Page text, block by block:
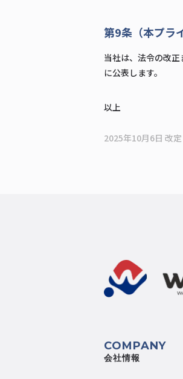
第9条（本プラ
当社は、法令の改
に公表します。
以上
2025年10月6日 改定
COMPANY
会社情報